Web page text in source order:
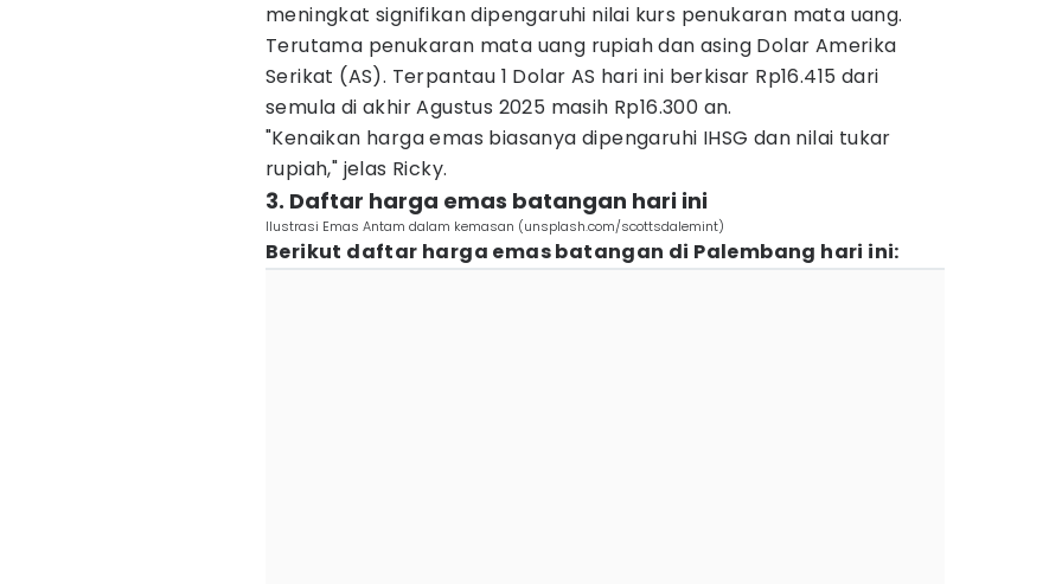
meningkat signifikan dipengaruhi nilai kurs penukaran mata uang.
Terutama penukaran mata uang rupiah dan asing Dolar Amerika
Serikat (AS). Terpantau 1 Dolar AS hari ini berkisar Rp16.415 dari
semula di akhir Agustus 2025 masih Rp16.300 an.
"Kenaikan harga emas biasanya dipengaruhi IHSG dan nilai tukar
rupiah," jelas Ricky.
3. Daftar harga emas batangan hari ini
Ilustrasi Emas Antam dalam kemasan (unsplash.com/scottsdalemint)
Berikut daftar harga emas batangan di Palembang hari ini: